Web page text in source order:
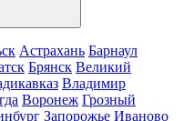
Астрахань Барнаул
Брянск Великий
Владимир
Воронеж Грозный
Запорожье Иваново